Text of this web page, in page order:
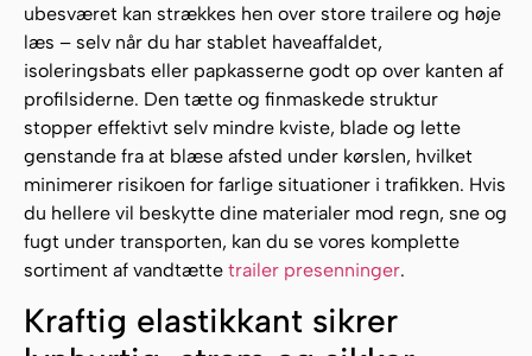
ubesværet kan strækkes hen over store trailere og høje
læs – selv når du har stablet haveaffaldet,
isoleringsbats eller papkasserne godt op over kanten af
profilsiderne. Den tætte og finmaskede struktur
stopper effektivt selv mindre kviste, blade og lette
genstande fra at blæse afsted under kørslen, hvilket
minimerer risikoen for farlige situationer i trafikken. Hvis
du hellere vil beskytte dine materialer mod regn, sne og
fugt under transporten, kan du se vores komplette
sortiment af vandtætte trailer presenninger.
Kraftig elastikkant sikrer